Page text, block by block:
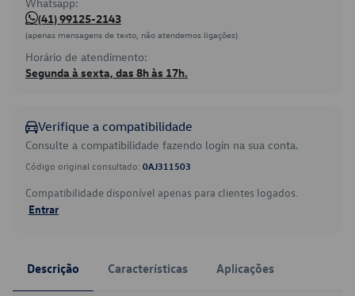
(41) 99125-2143
(apenas mensagens de texto, não atendemos ligações)
Horário de atendimento:
Segunda à sexta, das 8h às 17h.
Verifique a compatibilidade
Consulte a compatibilidade fazendo login na sua conta.
Código original consultado: 0AJ311503
Compatibilidade disponível apenas para clientes logados.
Entrar
Descrição Características Aplicações